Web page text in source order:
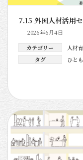
7.15 外国人材活用
2026年6月4日
カテゴリー
人材
タグ
ひと